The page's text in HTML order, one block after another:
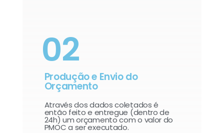
02
Produção e Envio do
Orçamento
Através dos dados coletados é
então feito e entregue (dentro de
24h) um orçamento com o valor do
PMOC a ser executado.